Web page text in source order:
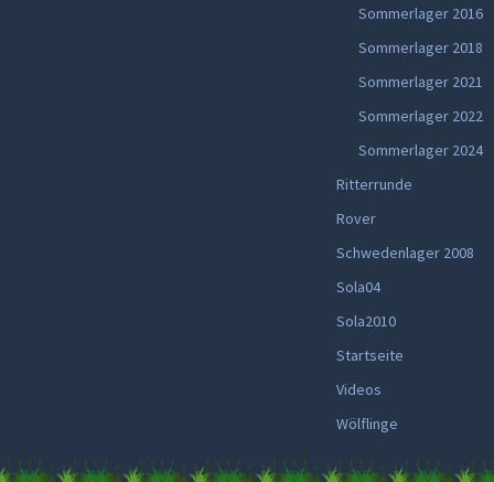
Sommerlager 2016
Sommerlager 2018
Sommerlager 2021
Sommerlager 2022
Sommerlager 2024
Ritterrunde
Rover
Schwedenlager 2008
Sola04
Sola2010
Startseite
Videos
Wölflinge